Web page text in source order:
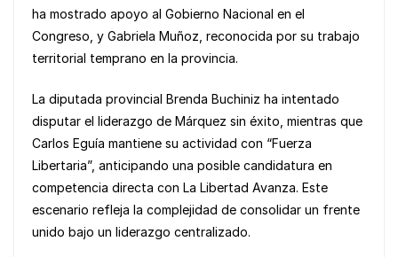
ha mostrado apoyo al Gobierno Nacional en el
Congreso, y Gabriela Muñoz, reconocida por su trabajo
territorial temprano en la provincia.
La diputada provincial Brenda Buchiniz ha intentado
disputar el liderazgo de Márquez sin éxito, mientras que
Carlos Eguía mantiene su actividad con “Fuerza
Libertaria”, anticipando una posible candidatura en
competencia directa con La Libertad Avanza. Este
escenario refleja la complejidad de consolidar un frente
unido bajo un liderazgo centralizado.